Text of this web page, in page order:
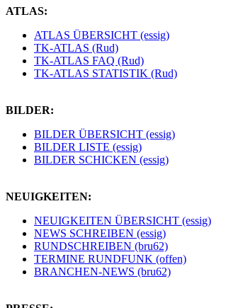
ATLAS:
ATLAS ÜBERSICHT (essig)
TK-ATLAS (Rud)
TK-ATLAS FAQ (Rud)
TK-ATLAS STATISTIK (Rud)
BILDER:
BILDER ÜBERSICHT (essig)
BILDER LISTE (essig)
BILDER SCHICKEN (essig)
NEUIGKEITEN:
NEUIGKEITEN ÜBERSICHT (essig)
NEWS SCHREIBEN (essig)
RUNDSCHREIBEN (bru62)
TERMINE RUNDFUNK (offen)
BRANCHEN-NEWS (bru62)